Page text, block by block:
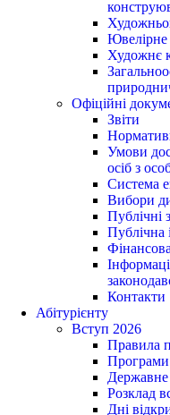
Ювелірне
Художнє
Офіційні
Звіти
Умови
осіб з
Система
Вибори
Публічні
Публічна
Контакти
Абітурієнту
Вступ 2026
Правила
Програми
Державне
Розклад
Дні